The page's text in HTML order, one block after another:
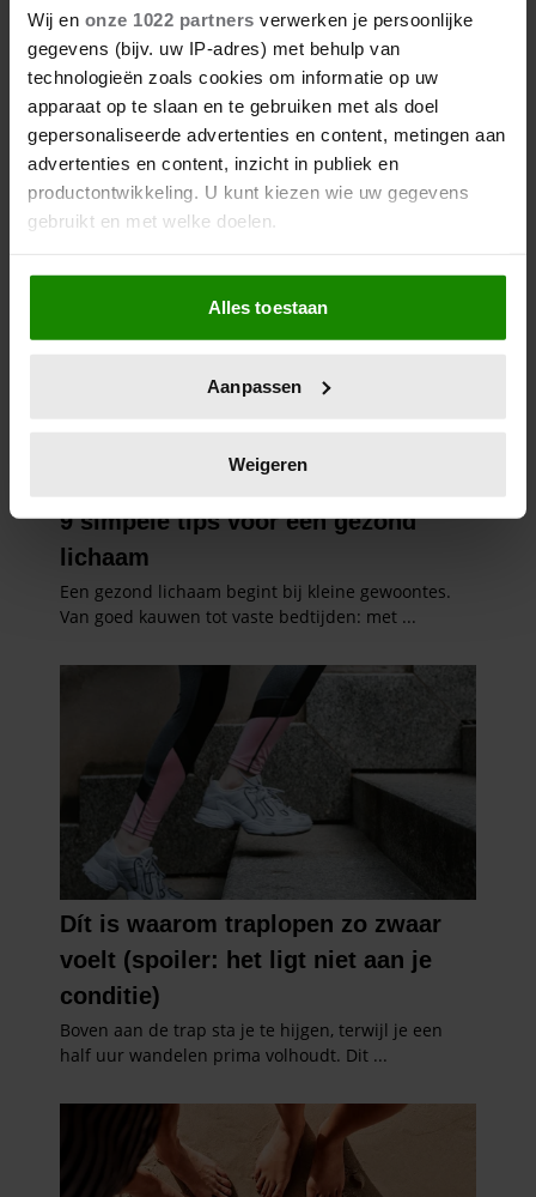
Wij en onze 1022 partners verwerken je persoonlijke
gegevens (bijv. uw IP-adres) met behulp van
technologieën zoals cookies om informatie op uw
apparaat op te slaan en te gebruiken met als doel
gepersonaliseerde advertenties en content, metingen aan
advertenties en content, inzicht in publiek en
productontwikkeling. U kunt kiezen wie uw gegevens
gebruikt en met welke doelen.
Als u het toestaat, willen we ook graag:
Informatie verzamelen over uw geografische
locatie, die tot een paar meter nauwkeurig kan zijn
scannen op specifieke eigenschappen (fingerprinting)
verwerkt en stel uw voorkeuren in het
intrekken in de Cookieverklaring.
personaliseren, om functies voor social media te bieden
en om ons websiteverkeer te analyseren. Ook delen we
informatie over uw gebruik van onze site met onze
partners voor social media, adverteren en analyse. Deze
partners kunnen deze gegevens combineren met andere
informatie die u aan ze heeft verstrekt of die ze hebben
verzameld op basis van uw gebruik van hun services. U
gaat akkoord met onze cookies als u onze website blijft
gebruiken.
Alles toestaan
Aanpassen
Weigeren